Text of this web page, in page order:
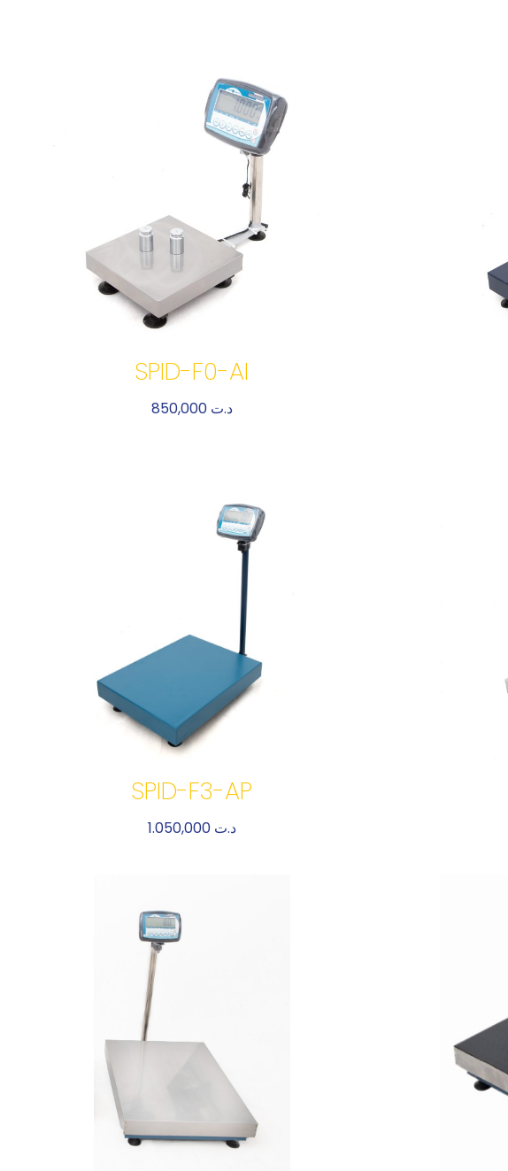
SPID-F0-AI
د.ت 850,000
SPID-F3-AP
د.ت 1.050,000